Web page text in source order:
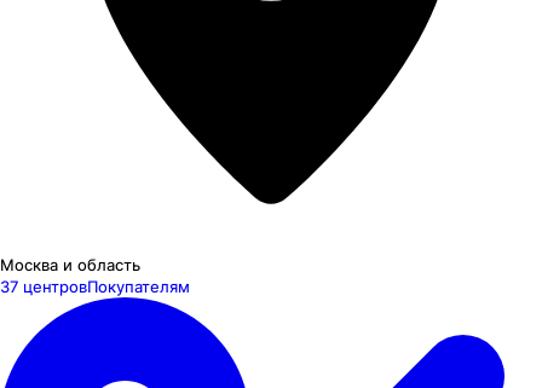
Москва и область
37 центровПокупателям